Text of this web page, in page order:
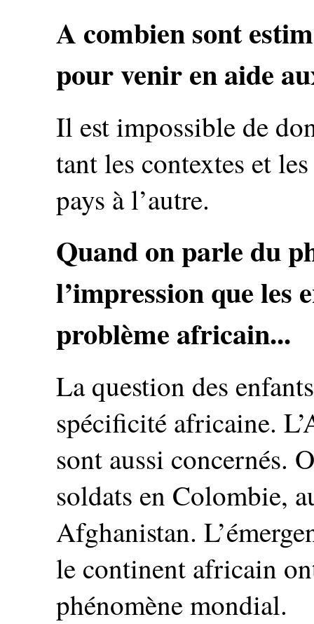
A combien sont
pour venir en aide
Il est impossible de
tant les contextes et
pays à l’autre.
Quand on parle du
l’impression que les
problème africain...
La question des
spécificité africaine.
sont aussi concernés.
soldats en Colombie,
Afghanistan.
le continent africain
phénomène mondial.